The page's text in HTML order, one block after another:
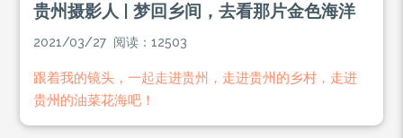
贵州摄影人 | 梦回乡间，去看那片金色海洋
2021/03/27 阅读：12503
跟着我的镜头，一起走进贵州，走进贵州的乡村，走进
贵州的油菜花海吧！